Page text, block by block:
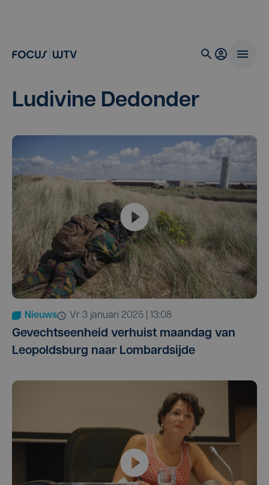
Ludivine Dedonder
Nieuws vr 3 januari 2025 | 13:08
Gevechtseenheid verhuist maandag van
Leopoldsburg naar Lombardsijde